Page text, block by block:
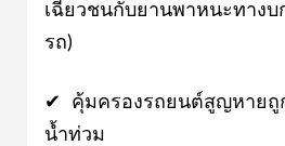
เฉี่ยวชนกับยานพาหนะทางบ
รถ)
✔ คุ้มครองรถยนต์สูญหายถู
น้ำท่วม